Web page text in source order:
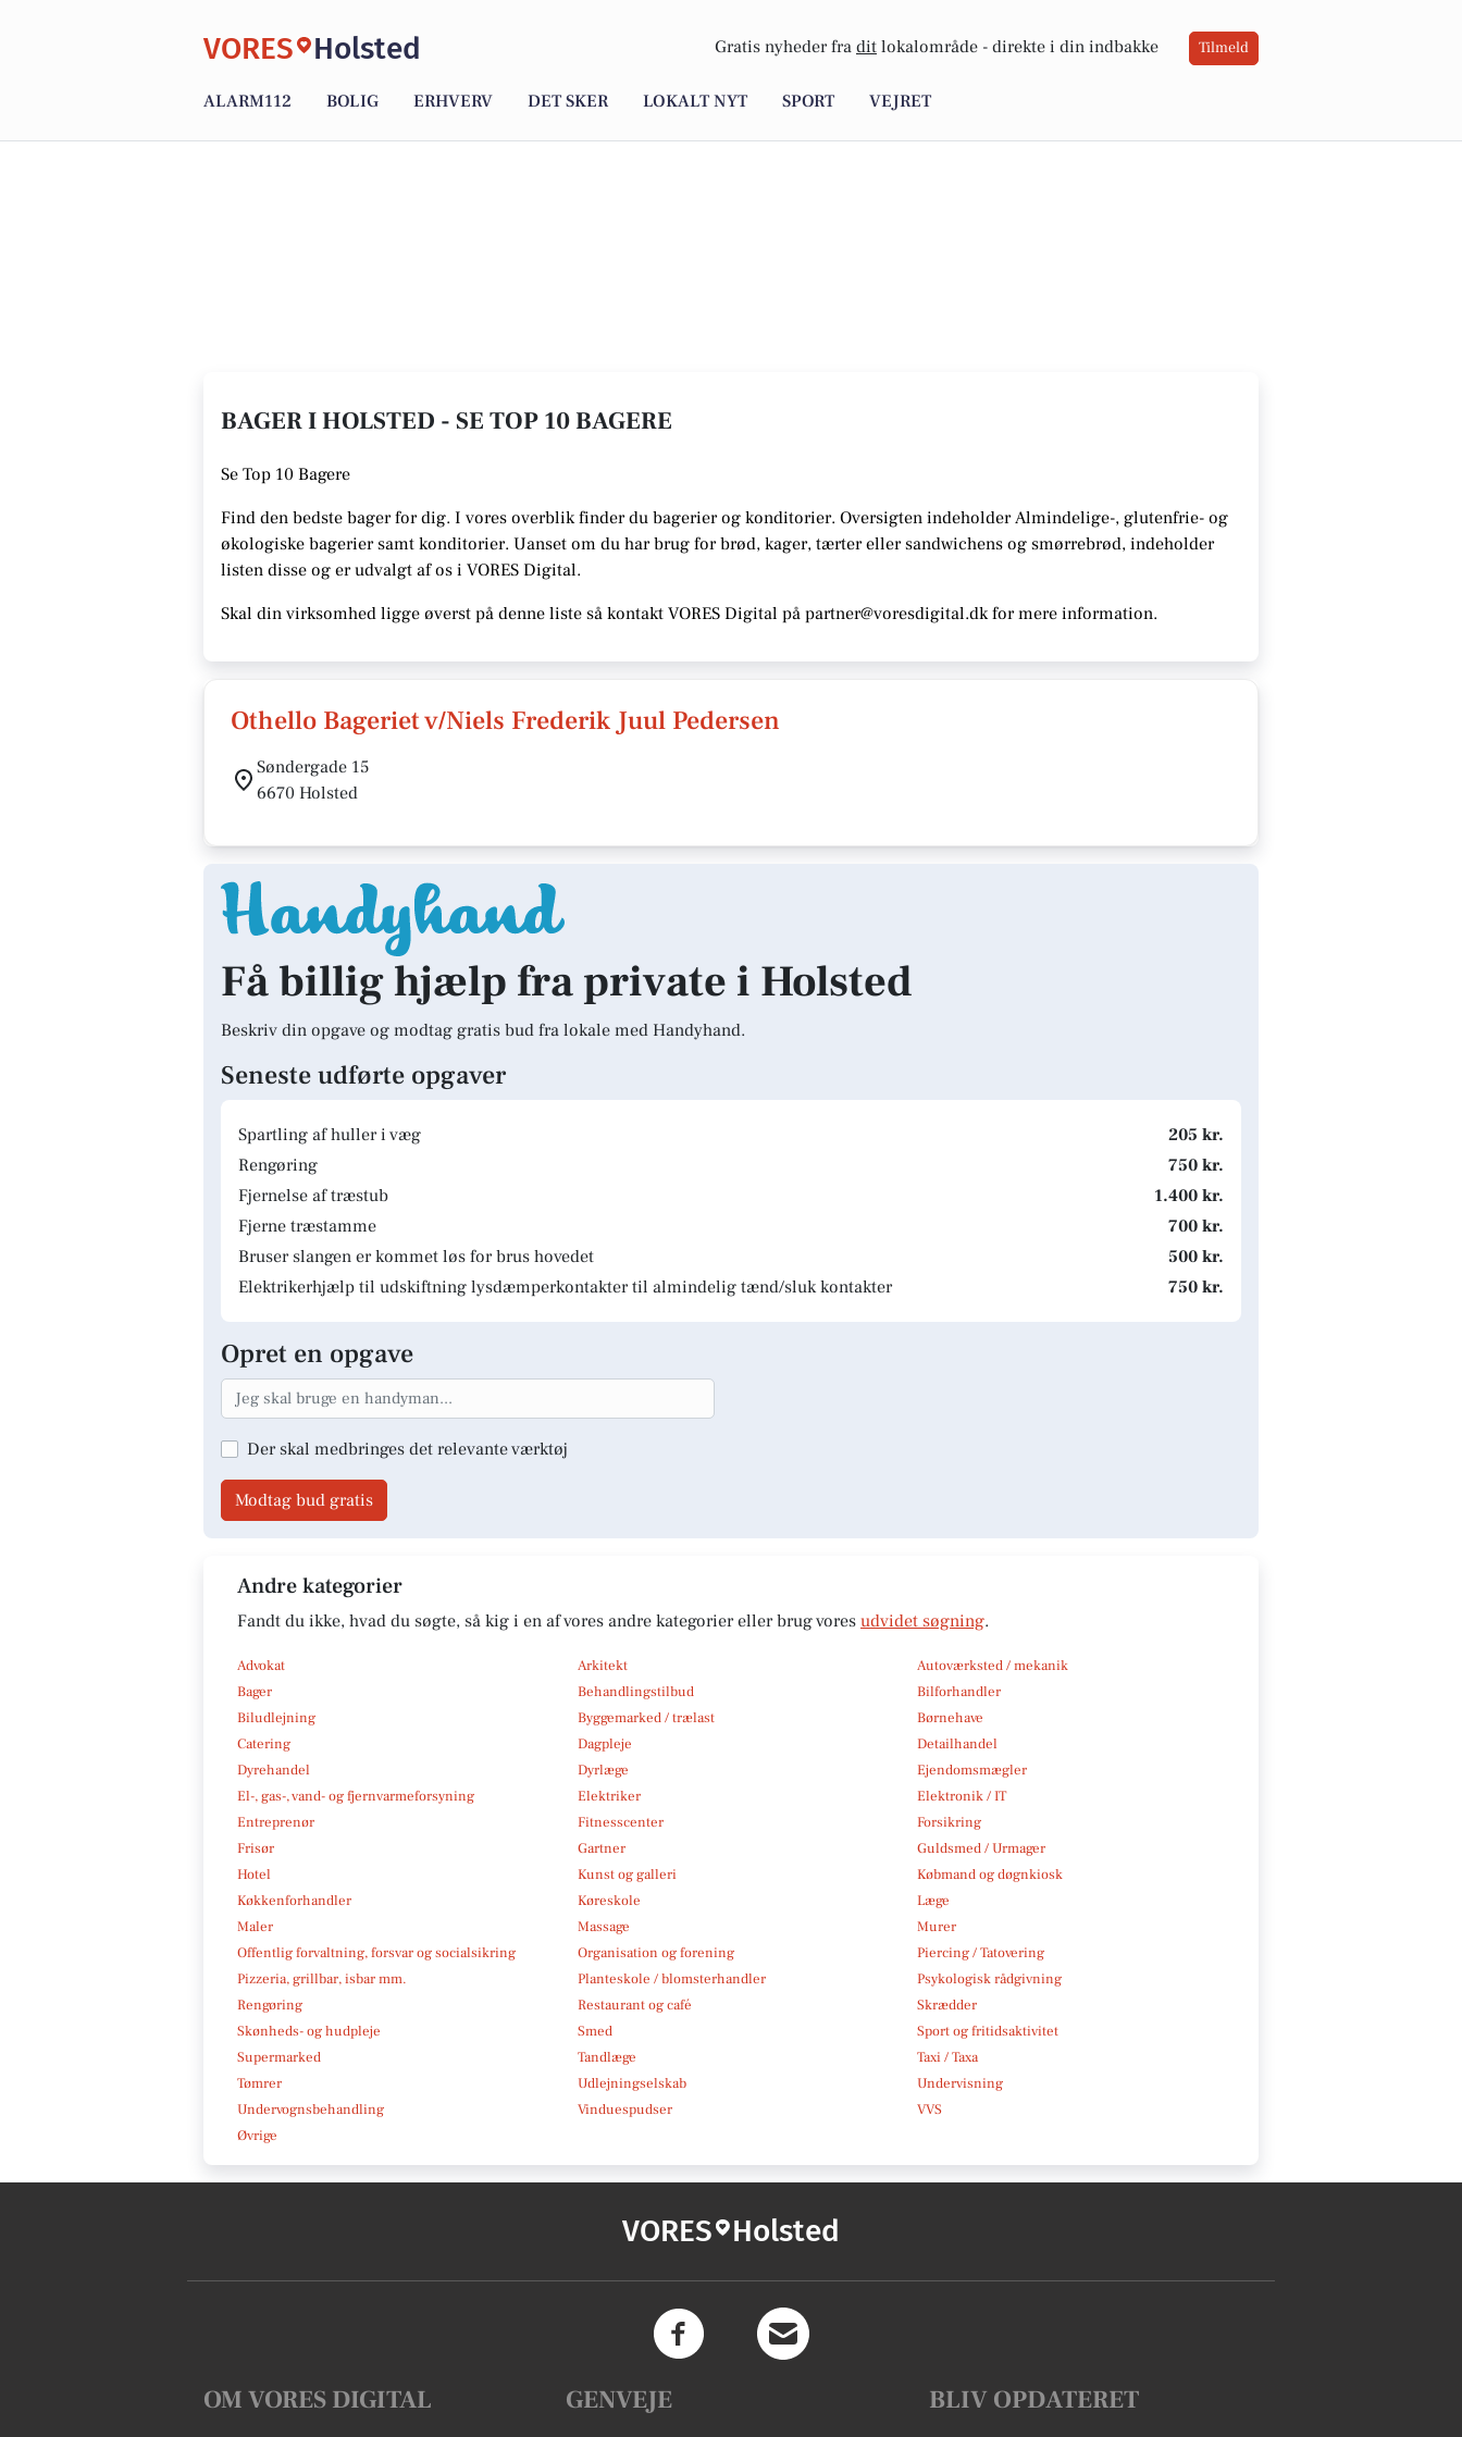
VORES Holsted Gratis nyheder fra dit lokalområde - direkte i din indbakke Tilmeld
ALARM112 BOLIG ERHVERV DET SKER LOKALT NYT SPORT VEJRET
BAGER I HOLSTED - SE TOP 10 BAGERE
Se Top 10 Bagere
Find den bedste bager for dig. I vores overblik finder du bagerier og konditorier. Oversigten indeholderAlmindelige-, glutenfrie- og
økologiske bagerier samt konditorier. Uanset om du har brug for brød, kager, tærter eller sandwichens og smørrebrød, indeholder
listen disse og er udvalgt af os i VORES Digital.
Skal din virksomhed ligge øverst på denne liste så kontakt VORES Digital på partner@voresdigital.dk for mere information.
Othello Bageriet v/Niels Frederik Juul Pedersen
Søndergade 15
6670 Holsted
Få billig hjælp fra private i Holsted
Beskriv din opgave og modtag gratis bud fra lokale med Handyhand.
Seneste udførte opgaver
Spartling af huller i væg
205 kr.
Rengøring
750 kr.
Fjernelse af træstub
1.400 kr.
Fjerne træstamme
700 kr.
Bruser slangen er kommet løs for brus hovedet
500 kr.
Elektrikerhjælp til udskiftning lysdæmperkontakter til almindelig tænd/sluk kontakter
750 kr.
Opret en opgave
Der skal medbringes det relevante værktøj
Modtag bud gratis
Andre kategorier
Fandt du ikke, hvad du søgte, så kig i en af vores andre kategorier eller brug vores udvidet søgning.
Advokat Arkitekt
Autoværksted / mekanik
Bager
Behandlingstilbud
Bilforhandler
Biludlejning
Byggemarked / trælast
Børnehave
Catering
Dagpleje
Detailhandel
Dyrehandel
Dyrlæge
Ejendomsmægler
El-, gas-, vand- og fjernvarmeforsyning
Elektriker
Elektronik / IT
Entreprenør
Fitnesscenter
Forsikring
Frisør
Gartner
Guldsmed / Urmager
Hotel
Kunst og galleri
Købmand og døgnkiosk
Køkkenforhandler
Køreskole
Læge
Maler
Massage
Murer
Offentlig forvaltning, forsvar og socialsikring
Organisation og forening
Piercing / Tatovering
Pizzeria, grillbar, isbar mm.
Planteskole / blomsterhandler
Psykologisk rådgivning
Rengøring
Restaurant og café
Skrædder
Skønheds- og hudpleje
Smed
Sport og fritidsaktivitet
Supermarked
Tandlæge
Taxi / Taxa
Tømrer
Udlejningselskab
Undervisning
Undervognsbehandling
Vinduespudser
VVS
Øvrige
VORES Holsted
OM VORES DIGITAL GENVEJE BLIV OPDATERET